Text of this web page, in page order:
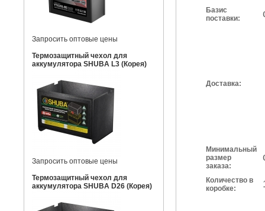
Запросить оптовые цены
Термозащитный чехол для
аккумулятора SHUBA L3 (Корея)
Запросить оптовые цены
Термозащитный чехол для
аккумулятора SHUBA D26 (Корея)
Базис
поставки:
Доставка:
Минимальный
размер
заказа:
Количество в
коробке: